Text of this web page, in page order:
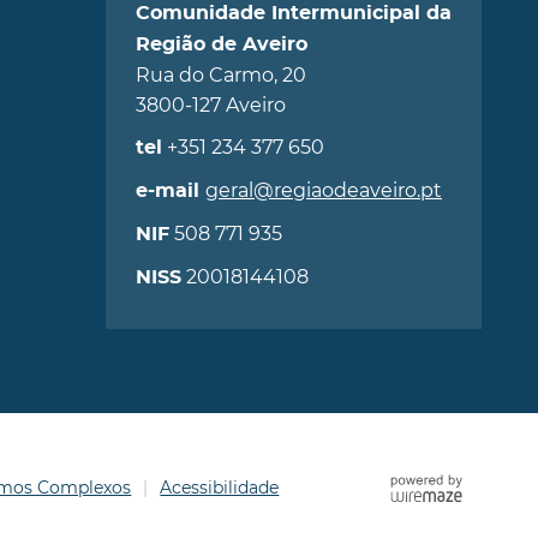
Comunidade Intermunicipal da
Região de Aveiro
Rua do Carmo, 20
3800-127 Aveiro
tel +351 234 377 650
e-mail geral@regiaodeaveiro.pt
NIF508 771 935
NISS20018144108
Complexos Acessibilidade